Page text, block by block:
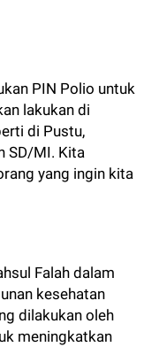
PIN Polio untuk
lakukan di
di Pustu,
SD/MI. Kita
yang ingin kita
Falah dalam
kesehatan
dilakukan oleh
meningkatkan